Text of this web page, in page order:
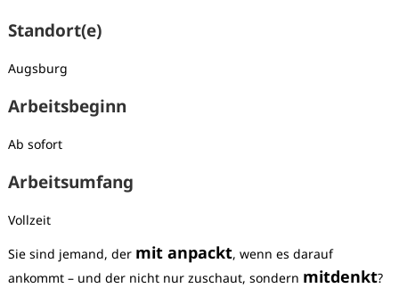
Standort(e)
Augsburg
Arbeitsbeginn
Ab sofort
Arbeitsumfang
Vollzeit
Sie sind jemand, der mit anpackt, wenn es darauf
ankommt – und der nicht nur zuschaut, sondern mitdenkt?